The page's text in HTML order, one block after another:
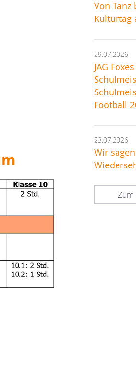
Von Tanz
Kulturtag
29.07.2026
JAG
Football
23.07.2026
Wir
Zum